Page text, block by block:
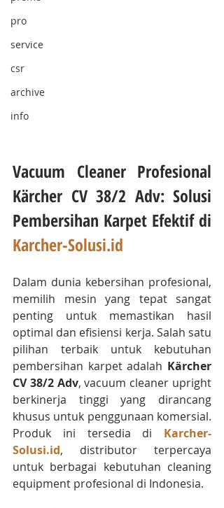
pro
service
csr
archive
info
Vacuum Cleaner Profesional
Kärcher CV 38/2 Adv: Solusi
Karcher-Solusi.id
Dalam dunia kebersihan profesional,
memilih mesin yang tepat sangat
penting untuk memastikan hasil
optimal dan efisiensi kerja. Salah satu
pilihan terbaik untuk kebutuhan
pembersihan karpet adalah Kärcher
CV 38/2 Adv, vacuum cleaner upright
berkinerja tinggi yang dirancang
khusus untuk penggunaan komersial.
Produk ini tersedia di Karcher-
Solusi.id, distributor terpercaya
untuk berbagai kebutuhan cleaning
equipment profesional di Indonesia.